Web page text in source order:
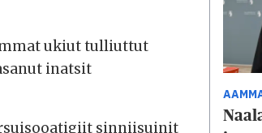
ukiut tulliuttut
inatsit
sinniisuinit